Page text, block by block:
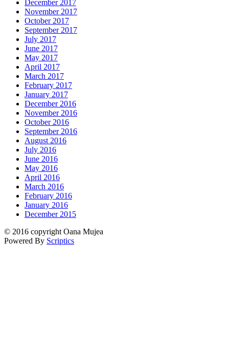
December 2017
November 2017
October 2017
September 2017
July 2017
June 2017
May 2017
April 2017
March 2017
February 2017
January 2017
December 2016
November 2016
October 2016
September 2016
August 2016
July 2016
June 2016
May 2016
April 2016
March 2016
February 2016
January 2016
December 2015
© 2016 copyright Oana Mujea
Powered By Scriptics